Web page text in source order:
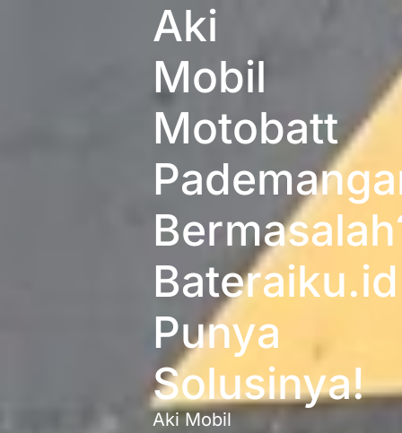
Aki
Mobil
Motobatt
Bateraiku.id
Punya
Solusinya!
Aki Mobil